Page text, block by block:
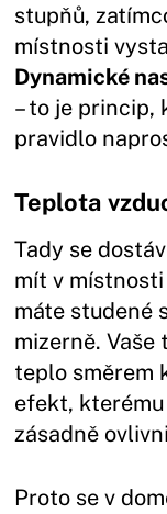
stupňů,
místnosti
Dynamické
– to je princip,
pravidlo
Teplota
Tady se
mít v
máte studené
mizerně.
teplo směrem
efekt,
zásadně
Proto se v